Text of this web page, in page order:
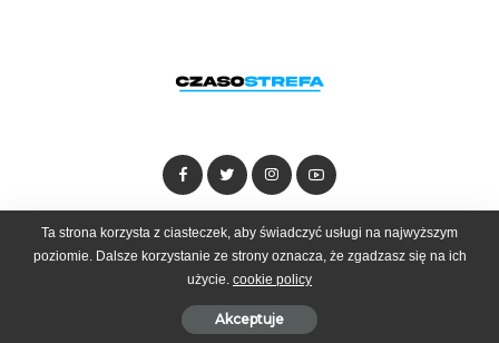
Dołącz do zespołu Kontakt Reklama
© 2025 Czasostrefa by Goobrand
Ta strona korzysta z ciasteczek, aby świadczyć usługi na najwyższym
poziomie. Dalsze korzystanie ze strony oznacza, że zgadzasz się na ich
użycie. cookie policy
Akceptuje